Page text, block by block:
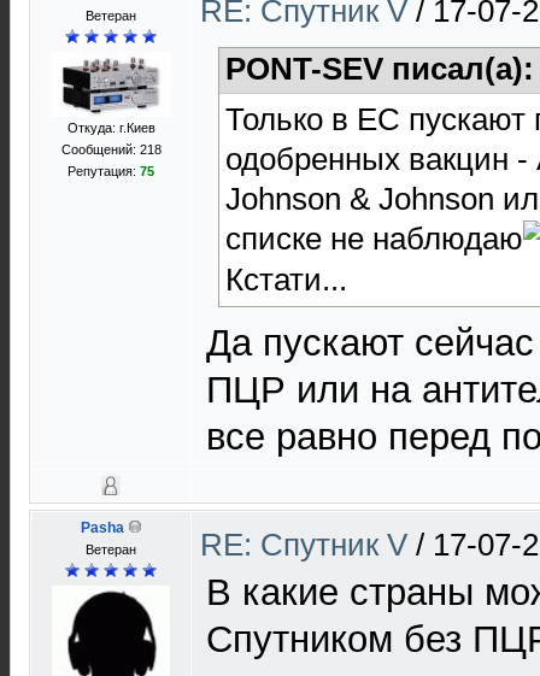
Ветеран
Откуда: г.Киев
Сообщений: 218
Репутация: 75
RE: Спутник V / 17-07-
PONT-SEV
Только в ЕС
одобренных вакцин
Johnson & Johnson
списке не наблюдаю
Кстати...
Да пускают
ПЦР или на
все равно перед
Pasha
Ветеран RE: Спутник V / 17-07-
В какие страны
Спутником без